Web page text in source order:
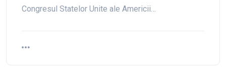
Congresul Statelor Unite ale Americii…